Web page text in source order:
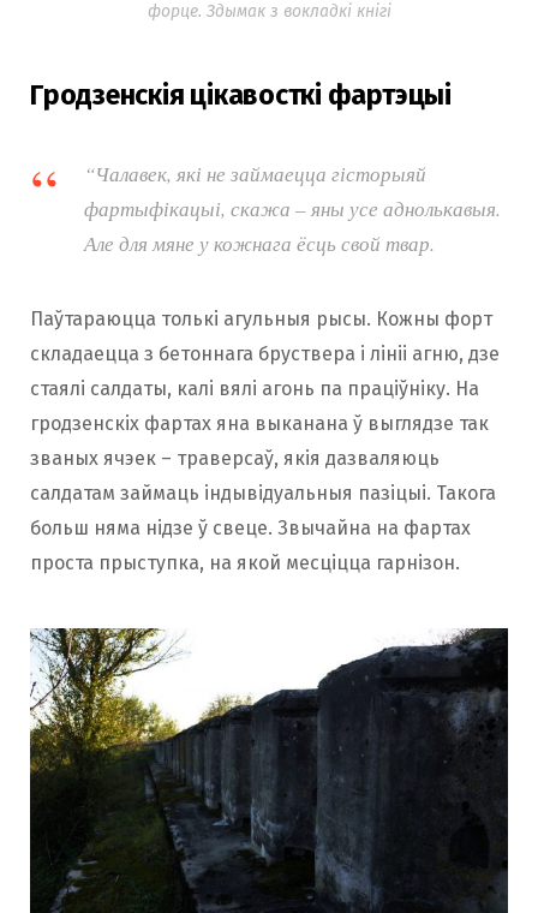
форце. Здымак з вокладкі кнігі
Гродзенскія цікавосткі фартэцыі
“Чалавек, які не займаецца гісторыяй
фартыфікацыі, скажа – яны усе аднолькавыя.
Але для мяне у кожнага ёсць свой твар.
Паўтараюцца толькі агульныя рысы. Кожны форт
складаецца з бетоннага бруствера і лініі агню, дзе
стаялі салдаты, калі вялі агонь па праціўніку. На
гродзенскіх фартах яна выканана ў выглядзе так
званых ячэек – траверсаў, якія дазваляюць
салдатам займаць індывідуальныя пазіцыі. Такога
больш няма нідзе ў свеце. Звычайна на фартах
проста прыступка, на якой месціцца гарнізон.